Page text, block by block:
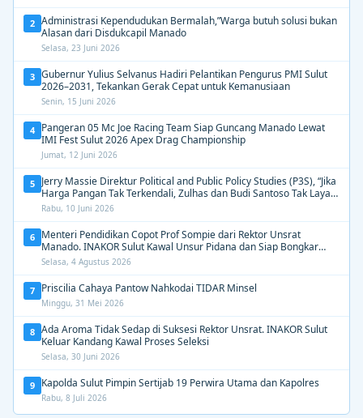
2 Administrasi Kependudukan Bermalah,”Warga butuh solusi bukan
Alasan dari Disdukcapil Manado
Selasa, 23 Juni 2026
3 Gubernur Yulius Selvanus Hadiri Pelantikan Pengurus PMI Sulut
2026–2031, Tekankan Gerak Cepat untuk Kemanusiaan
Senin, 15 Juni 2026
4 Pangeran 05 Mc Joe Racing Team Siap Guncang Manado Lewat
IMI Fest Sulut 2026 Apex Drag Championship
Jumat, 12 Juni 2026
5 Jerry Massie Direktur Political and Public Policy Studies (P3S), “Jika
Harga Pangan Tak Terkendali, Zulhas dan Budi Santoso Tak Layak
Dipertahankan”
Rabu, 10 Juni 2026
6 Menteri Pendidikan Copot Prof Sompie dari Rektor Unsrat
Manado. INAKOR Sulut Kawal Unsur Pidana dan Siap Bongkar
Aroma Busuk di Suksesi Rektor
Selasa, 4 Agustus 2026
7 Priscilia Cahaya Pantow Nahkodai TIDAR Minsel
Minggu, 31 Mei 2026
8 Ada Aroma Tidak Sedap di Suksesi Rektor Unsrat. INAKOR Sulut
Keluar Kandang Kawal Proses Seleksi
Selasa, 30 Juni 2026
9 Kapolda Sulut Pimpin Sertijab 19 Perwira Utama dan Kapolres
Rabu, 8 Juli 2026